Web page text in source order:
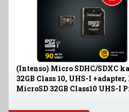
(Intenso) Micro SDHC/SDXC
32GB Class 10, UHS-I +adapter,
MicroSD 32GB Class10 UHS-I